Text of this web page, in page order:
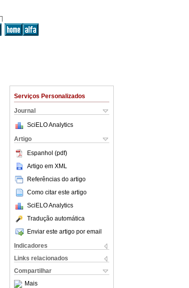
Serviços Personalizados
Journal
SciELO Analytics
Artigo
Espanhol (pdf)
Artigo em XML
Referências do artigo
Como citar este artigo
SciELO Analytics
Tradução automática
Enviar este artigo por email
Indicadores
Links relacionados
Compartilhar
Mais